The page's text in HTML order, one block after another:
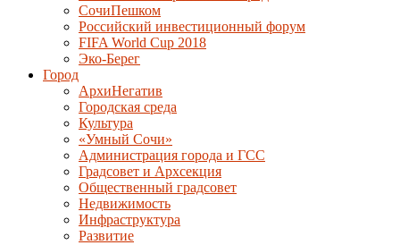
СочиПешком
Российский инвестиционный форум
FIFA World Cup 2018
Эко-Берег
Город
АрхиНегатив
Городская среда
Культура
«Умный Сочи»
Администрация города и ГСС
Градсовет и Архсекция
Общественный градсовет
Недвижимость
Инфраструктура
Развитие